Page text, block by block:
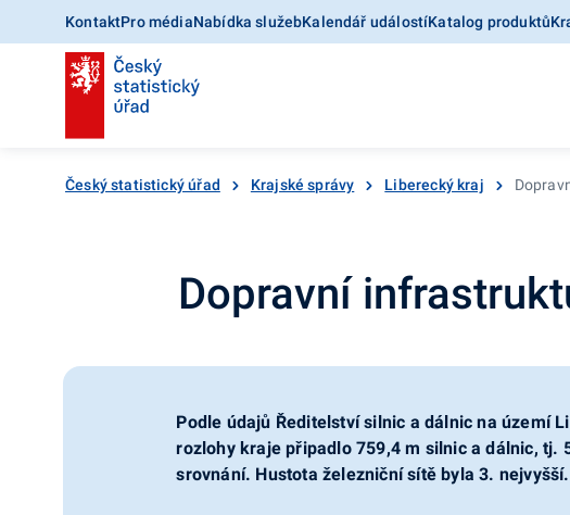
KontaktPro médiaNabídka služebKalendář událostíKatalog produktů
Český statistický úřad Krajské správy Liberecký kraj
Dopravní
Podle údajů Ředitelství silnic a dálnic na území
rozlohy kraje připadlo 759,4 m silnic a dálnic,
srovnání. Hustota železniční sítě byla 3. nejvyšší.